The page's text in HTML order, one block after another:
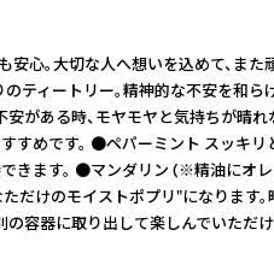
大切な人へ想いを込め
トリー。精神的な不安
時、モヤモヤと気持ち
す。 ●ペパーミント ス
。 ●マンダリン (※精油
モイストポプリ"になり
の容器に取り出して楽しんでいただ